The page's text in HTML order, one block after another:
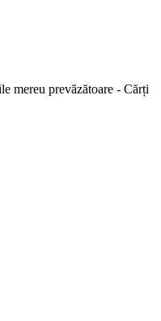
mereu prevăzătoare - Cărți